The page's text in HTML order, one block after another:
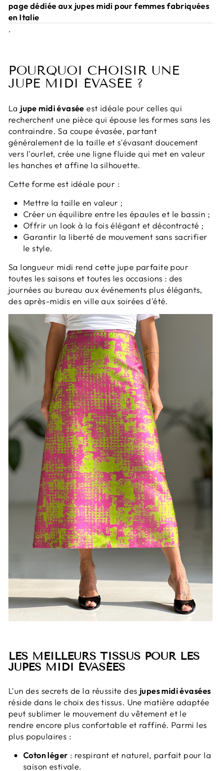
page dédiée aux jupes midi pour femmes fabriquées
en Italie
.
POURQUOI CHOISIR UNE
JUPE MIDI ÉVASÉE ?
La jupe midi évasée est idéale pour celles qui
recherchent une pièce qui épouse les formes sans les
contraindre. Sa coupe évasée, partant
généralement de la taille et s'évasant doucement
vers l'ourlet, crée une ligne fluide qui met en valeur
les hanches et affine la silhouette.
Cette forme est idéale pour :
Mettre la taille en valeur ;
Créer un équilibre entre les épaules et le bassin ;
Offrir un look à la fois élégant et décontracté ;
Garantir la liberté de mouvement sans sacrifier
le style.
Sa longueur midi rend cette jupe parfaite pour
toutes les saisons et toutes les occasions : des
journées au bureau aux événements plus élégants,
des après-midis en ville aux soirées d'été.
LES MEILLEURS TISSUS POUR LES
JUPES MIDI ÉVASÉES
L'un des secrets de la réussite des jupes midi évasées
réside dans le choix des tissus. Une matière adaptée
peut sublimer le mouvement du vêtement et le
rendre encore plus confortable et raffiné. Parmi les
plus populaires :
Coton léger : respirant et naturel, parfait pour la
saison estivale.